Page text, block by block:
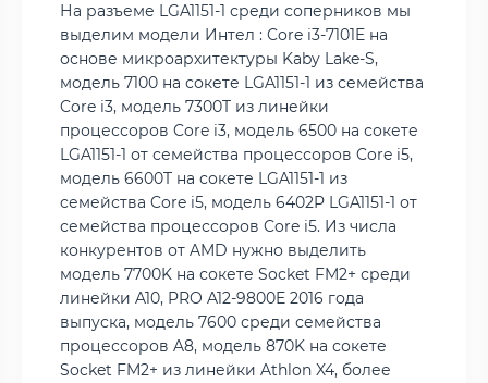
На разъеме LGA1151-1 среди соперников мы
выделим модели Интел : Core i3-7101E на
основе микроархитектуры Kaby Lake-S,
модель 7100 на сокете LGA1151-1 из семейства
Core i3, модель 7300T из линейки
процессоров Core i3, модель 6500 на сокете
LGA1151-1 от семейства процессоров Core i5,
модель 6600T на сокете LGA1151-1 из
семейства Core i5, модель 6402P LGA1151-1 от
семейства процессоров Core i5. Из числа
конкурентов от AMD нужно выделить
модель 7700K на сокете Socket FM2+ среди
линейки A10, PRO A12-9800E 2016 года
выпуска, модель 7600 среди семейства
процессоров A8, модель 870K на сокете
Socket FM2+ из линейки Athlon X4, более